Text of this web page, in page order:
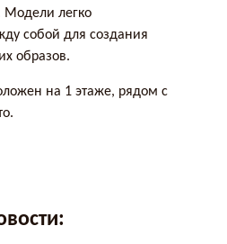
Модели легко
собой для создания
образов.
на 1 этаже, рядом с